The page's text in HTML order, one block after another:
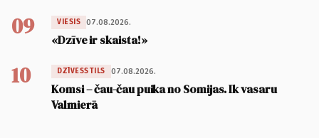
09 VIESIS 07.08.2026.
«Dzīve ir skaista!»
10 DZĪVESSTILS 07.08.2026.
Komsi – čau-čau puika no Somijas. Ik vasaru
Valmierā